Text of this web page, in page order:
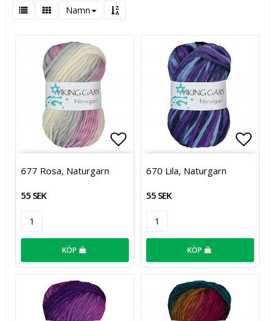
Namn
Lägg till i favoritlistan
677 Rosa, Naturgarn
55 SEK
KÖP
670 Lila, Naturgarn
55 SEK
KÖP